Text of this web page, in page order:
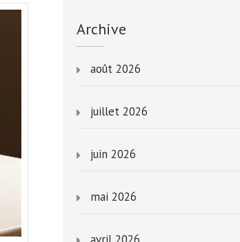
Archive
août 2026
juillet 2026
juin 2026
mai 2026